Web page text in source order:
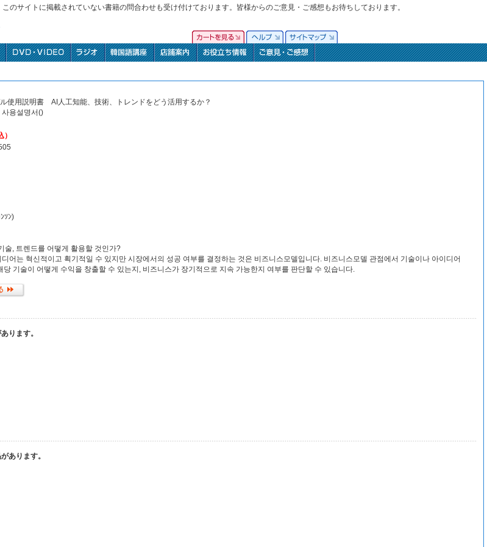
のサイトに掲載されていない書籍の問合わせも受け付けております。皆様からのご意見・ご感想もお待ちしております。
使用説明書 AI人工知能、技術、トレンドをどう活用するか？
사용설명서()
ｿﾝ)
술, 트렌드를 어떻게 활용할 것인가?
어는 혁신적이고 획기적일 수 있지만 시장에서의 성공 여부를 결정하는 것은 비즈니스모델입니다. 비즈니스모델 관점에서 기술이나 아이디어
당 기술이 어떻게 수익을 창출할 수 있는지, 비즈니스가 장기적으로 지속 가능한지 여부를 판단할 수 있습니다.
ります。
あります。